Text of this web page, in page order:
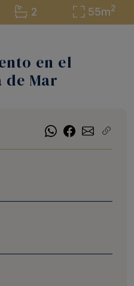
2 55m2
en el
de Mar